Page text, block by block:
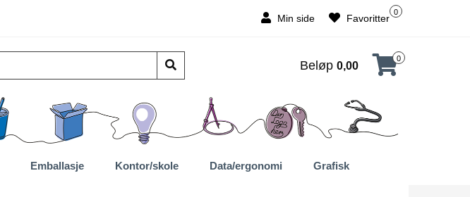
Min side
0
Favoritter
Beløp 0,00
0
Emballasje Kontor/skole Data/ergonomi Grafisk